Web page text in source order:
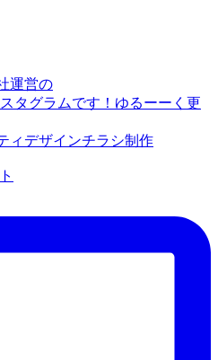
運営の
スタグラムです！ゆるーーく更
ィデザインチラシ制作